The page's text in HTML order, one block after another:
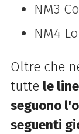
NM3
NM4
Oltre che
tutte le
seguono
seguenti